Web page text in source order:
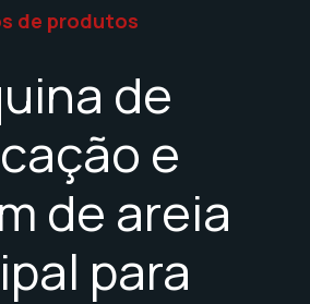
de produtos
de
e
de areia
para